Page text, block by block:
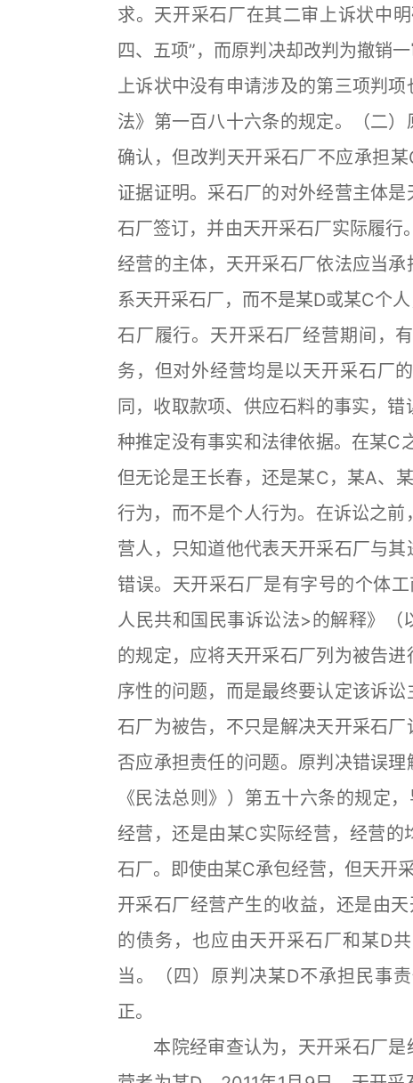
求。天开采石厂在其二审上诉状中
四、五项”，而原判决却改判为撤销
上诉状中没有申请涉及的第三项判
法》第一百八十六条的规定。（二
确认，但改判天开采石厂不应承担
证据证明。采石厂的对外经营主体
石厂签订，并由天开采石厂实际履
经营的主体，天开采石厂依法应当
系天开采石厂，而不是某D或某C个
石厂履行。天开采石厂经营期间，
务，但对外经营均是以天开采石厂
同，收取款项、供应石料的事实，
种推定没有事实和法律依据。在某C
但无论是王长春，还是某C，某A、
行为，而不是个人行为。在诉讼之
营人，只知道他代表天开采石厂与
错误。天开采石厂是有字号的个体
人民共和国民事诉讼法>的解释》（
的规定，应将天开采石厂列为被告
序性的问题，而是最终要认定该诉
石厂为被告，不只是解决天开采石厂
否应承担责任的问题。原判决错误理
《民法总则》）第五十六条的规定
经营，还是由某C实际经营，经营
石厂。即使由某C承包经营，但天开
开采石厂经营产生的收益，还是由
的债务，也应由天开采石厂和某D
当。（四）原判决某D不承担民事
正。
本院经审查认为，天开采石厂是